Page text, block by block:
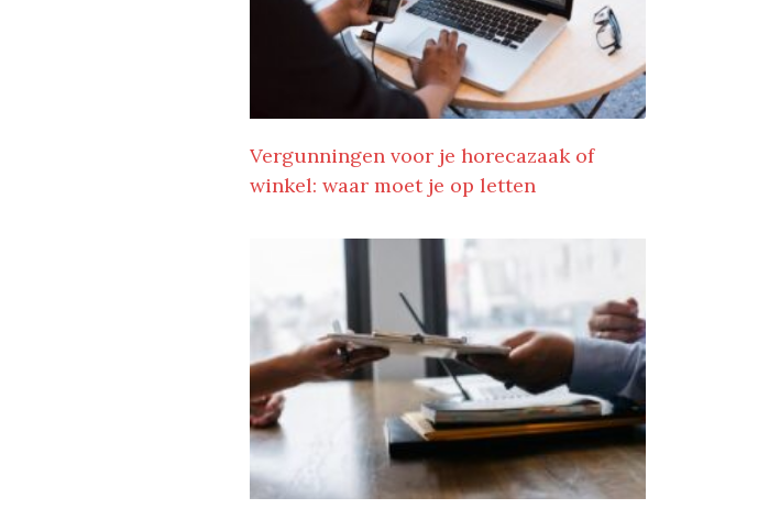
Vergunningen voor je horecazaak of
winkel: waar moet je op letten